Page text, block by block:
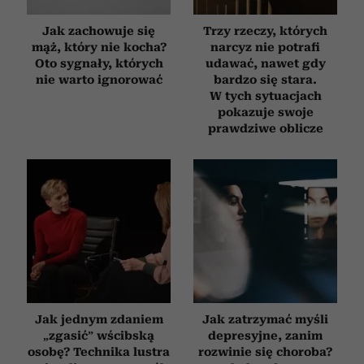
otrzymanymi od Ciebie lub uzyskanymi podczas
korzystania z ich usług.
Jak zachowuje się
mąż, który nie kocha?
Oto sygnały, których
nie warto ignorować
Trzy rzeczy, których
narcyz nie potrafi
udawać, nawet gdy
bardzo się stara.
W tych sytuacjach
pokazuje swoje
prawdziwe oblicze
Jak jednym zdaniem
„zgasić” wścibską
osobę? Technika lustra
Jak zatrzymać myśli
depresyjne, zanim
rozwinie się choroba?